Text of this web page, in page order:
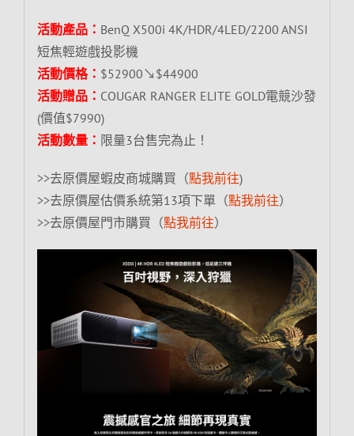
活動產品： BenQ X500i 4K/HDR/4LED/2200 ANSI
短焦輕遊戲投影機
活動價格： $52900↘$44900
活動贈品： COUGAR RANGER ELITE GOLD電競沙發
(價值$7990)
活動數量： 限量3台售完為止！
>>去原價屋蝦皮商城購買（點我前往)
>>去原價屋估價系統第13項下單（點我前往）
>>去原價屋門市購買（點我前往）